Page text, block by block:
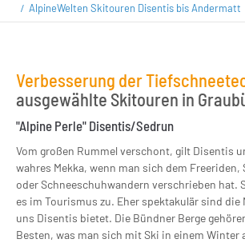
AlpineWelten Skitouren Disentis bis Andermatt
Verbesserung der
ausgewählte Skitouren in
"Alpine Perle" Disentis/Sedrun
Vom großen Rummel verschont, gilt Disentis
wahres Mekka, wenn man sich dem Freeriden,
oder Schneeschuhwandern verschrieben hat.
es im Tourismus zu. Eher spektakulär sind die
uns Disentis bietet. Die Bündner Berge
Besten, was man sich mit Ski in einem Winter